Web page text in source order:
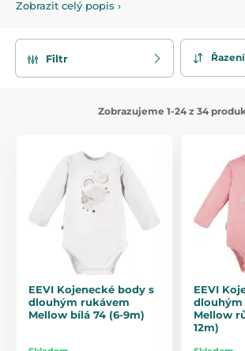
pod další oblečení miminka.
velikostech,s potiskem,bez potiskunebo
Jelikož se body nevyhrnuje, zaručuje
teplo a pohodlí.
Zobrazit celý popis ›
Filtr Řazení
Zobrazujeme 1-24 z 34
EEVI Kojenecké body s
dlouhým rukávem
Mellow bílá 74 (6-9m)
EEVI
dlouhým
Mellow
12m)